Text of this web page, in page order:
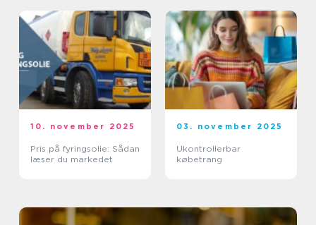
10. november 2025
Pris på fyringsolie: Sådan
læser du markedet
03. november 2025
Ukontrollerbar
købetrang